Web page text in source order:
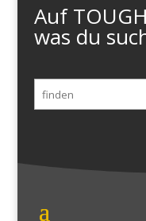
Auf
was du
Suchen
nach: